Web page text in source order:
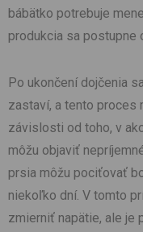
bábätko potrebuje
produkcia sa postupne
Po ukončení dojčenia
zastaví, a tento proces
závislosti od toho, v
môžu objaviť
prsia môžu pociťovať
niekoľko dní. V tomto
zmierniť napätie, ale je